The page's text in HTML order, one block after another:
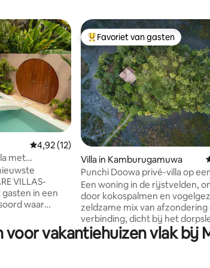
102 recensies
Gemiddelde beoordeling van 4,92 op 5, 12
4,92 (12)
met
villa's
VILLAS-
in een
waar
De villa heeft
design en
Topfavoriet van gasten
Favoriet van gasten
Villa in Kamburugamuwa
Punchi Doowa privé-villa op
voor twee
Een woning in de rijstvelden,
door kokospalmen en
zeldzame mix van afzondering
verbinding, dicht bij het
maar een snelle tukrit naar de
prachtige stranden. Voor
vakantiehuizen vlak bij